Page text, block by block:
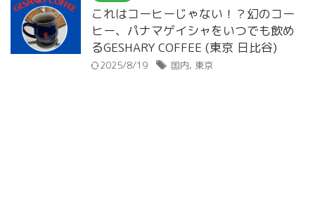
これはコーヒーじゃない！？幻のコー
ヒー、パナマゲイシャをいつでも飲め
るGESHARY COFFEE (東京 日比谷)
2025/8/19 国内, 東京